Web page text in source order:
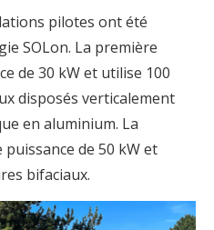
pilotes ont été
SOLon. La première
de 30 kW et utilise 100
disposés verticalement
en aluminium. La
de 50 kW et
bifaciaux.